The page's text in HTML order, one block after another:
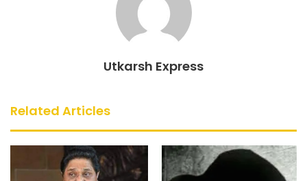
Utkarsh Express
Related Articles